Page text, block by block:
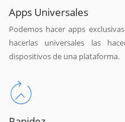
Apps Universales
Podemos hacer apps
hacerlas universales las
dispositivos de una plataforma.